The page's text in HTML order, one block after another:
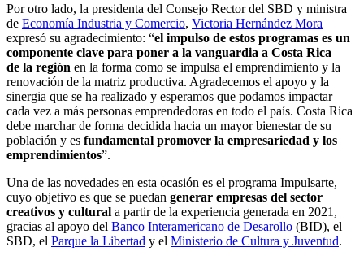
Por otro lado, la presidenta del Consejo Rector del SBD y ministra
de Economía Industria y Comercio, Victoria Hernández Mora
expresó su agradecimiento: “el impulso de estos programas es un
componente clave para poner a la vanguardia a Costa Rica
de la región en la forma como se impulsa el emprendimiento y la
renovación de la matriz productiva. Agradecemos el apoyo y la
sinergia que se ha realizado y esperamos que podamos impactar
cada vez a más personas emprendedoras en todo el país. Costa Rica
debe marchar de forma decidida hacia un mayor bienestar de su
población y es fundamental promover la empresariedad y los
emprendimientos”.
Una de las novedades en esta ocasión es el programa Impulsarte,
cuyo objetivo es que se puedan generar empresas del sector
creativos y cultural a partir de la experiencia generada en 2021,
gracias al apoyo del Banco Interamericano de Desarollo (BID), el
SBD, el Parque la Libertad y el Ministerio de Cultura y Juventud.